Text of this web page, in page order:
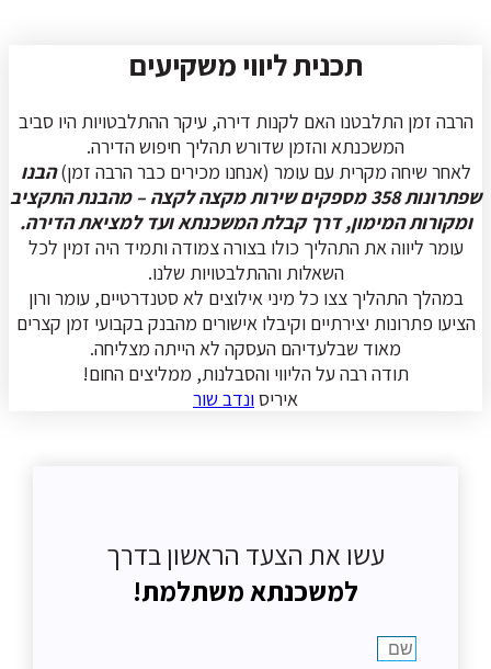
תכנית ליווי משקיעים
הרבה זמן התלבטנו האם לקנות דירה, עיקר ההתלבטויות היו סביב
המשכנתא והזמן שדורש תהליך חיפוש הדירה.
לאחר שיחה מקרית עם עומר (אנחנו מכירים כבר הרבה זמן)הבנו
שפתרונות 358 מספקים שירות מקצה לקצה – מהבנת התקציב
ומקורות המימון, דרך קבלת המשכנתא ועד למציאת הדירה.
עומר ליווה את התהליך כולו בצורה צמודה ותמיד היה זמין לכל
השאלות וההתלבטויות שלנו.
במהלך התהליך צצו כל מיני אילוצים לא סטנדרטיים, עומר ורון
הציעו פתרונות יצירתיים וקיבלו אישורים מהבנק בקבועי זמן קצרים
מאוד שבלעדיהם העסקה לא הייתה מצליחה.
תודה רבה על הליווי והסבלנות, ממליצים החום!
איריסונדב שור
עשו את הצעד הראשון בדרך
למשכנתא משתלמת!